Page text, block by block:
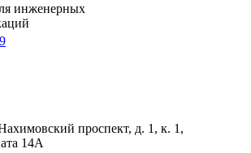
инженерных
проспект, д. 1, к. 1,
14А